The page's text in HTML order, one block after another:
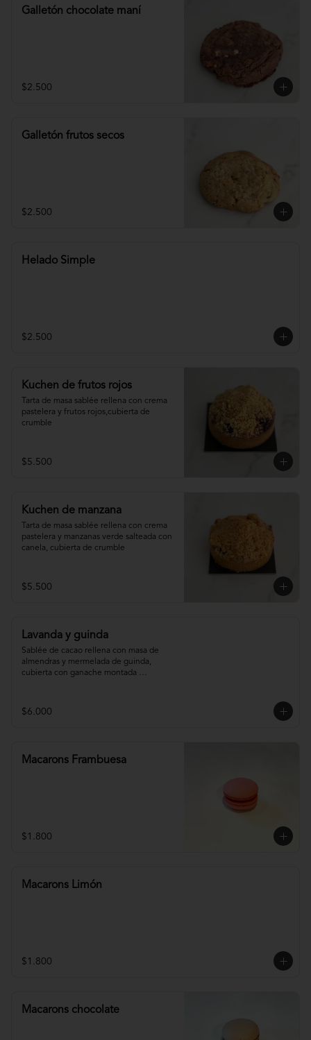
Galletón chocolate maní
$2.500
Galletón frutos secos
$2.500
Helado Simple
$2.500
Kuchen de frutos rojos
Tarta de masa sablée rellena con crema
pastelera y frutos rojos,cubierta de
crumble
$5.500
Kuchen de manzana
Tarta de masa sablée rellena con crema
pastelera y manzanas verde salteada con
canela, cubierta de crumble
$5.500
Lavanda y guinda
Sablée de cacao rellena con masa de
almendras y mermelada de guinda,
cubierta con ganache montada
$6.000
Macarons Frambuesa
$1.800
Macarons Limón
$1.800
Macarons chocolate